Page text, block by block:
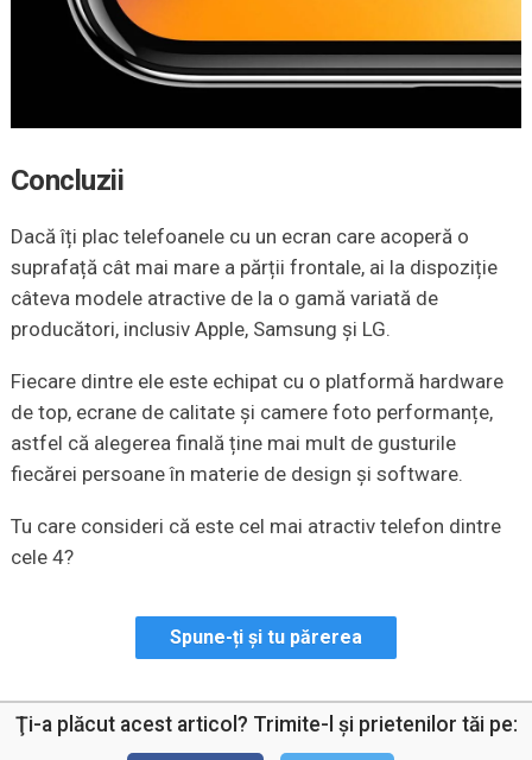
Concluzii
Dacă îți plac telefoanele cu un ecran care acoperă o
suprafață cât mai mare a părții frontale, ai la dispoziție
câteva modele atractive de la o gamă variată de
producători, inclusiv Apple, Samsung și LG.
Fiecare dintre ele este echipat cu o platformă hardware
de top, ecrane de calitate și camere foto performanțe,
astfel că alegerea finală ține mai mult de gusturile
fiecărei persoane în materie de design și software.
Tu care consideri că este cel mai atractiv telefon dintre
cele 4?
Spune-ți și tu părerea
Ţi-a plăcut acest articol? Trimite-l şi prietenilor tăi pe: